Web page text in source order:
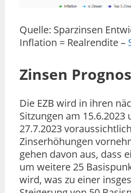
Quelle: Sparzinsen
Inflation = Realrendite –
Zinsen
Die EZB wird in ihren
Sitzungen am 15.6.2023
27.7.2023
Zinserhöhungen
gehen davon aus, dass
um weitere 25
wird, was zu einer